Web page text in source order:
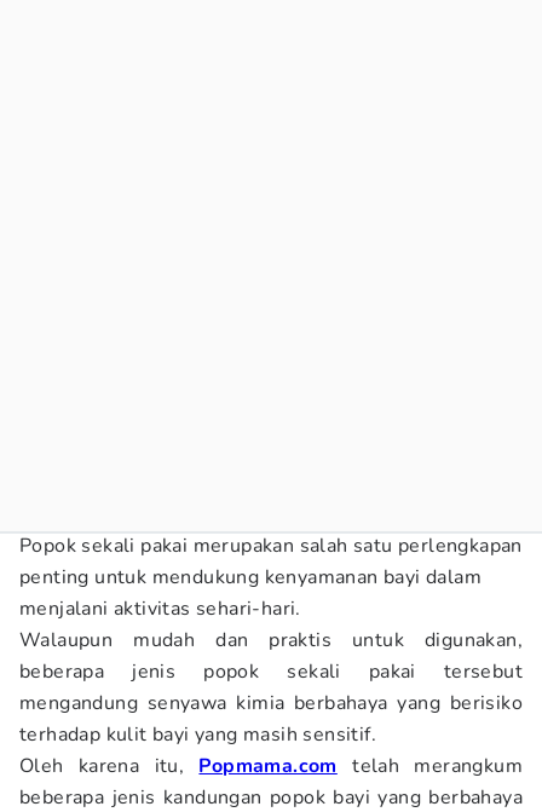
Popok sekali pakai merupakan salah satu perlengkapan
penting untuk mendukung kenyamanan bayi dalam
menjalani aktivitas sehari-hari.
Walaupun mudah dan praktis untuk digunakan,
beberapa jenis popok sekali pakai tersebut
mengandung senyawa kimia berbahaya yang berisiko
terhadap kulit bayi yang masih sensitif.
Oleh karena itu, Popmama.com telah merangkum
beberapa jenis kandungan popok bayi yang berbahaya